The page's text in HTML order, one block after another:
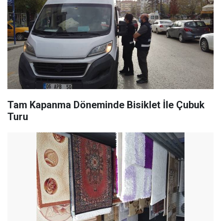
Tam Kapanma Döneminde Bisiklet İle Çubuk
Turu